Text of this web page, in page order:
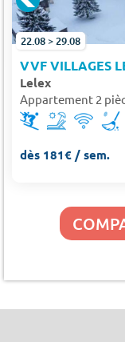
22.08 > 29.08
VVF VILLAGES
Lelex
Appartement 2
dès 181€ / sem.